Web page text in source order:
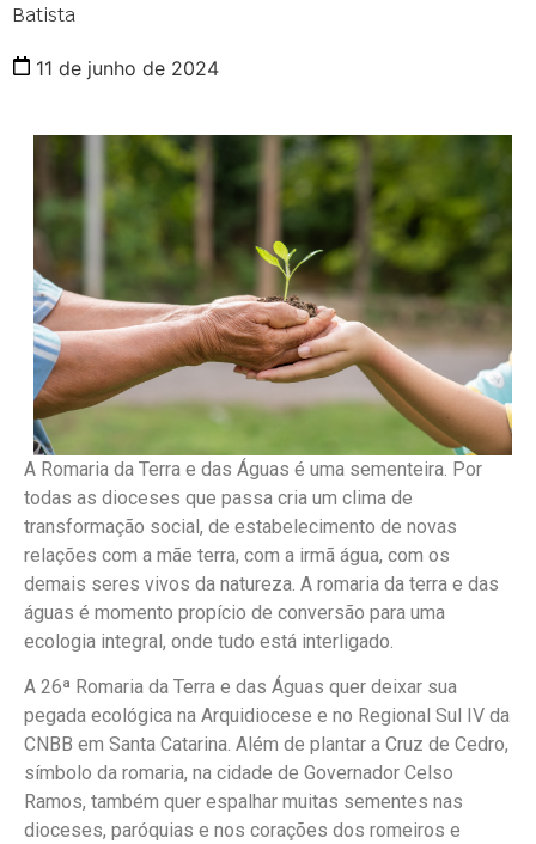
Batista
11 de junho de 2024
A Romaria da Terra e das Águas é uma sementeira. Por
todas as dioceses que passa cria um clima de
transformação social, de estabelecimento de novas
relações com a mãe terra, com a irmã água, com os
demais seres vivos da natureza. A romaria da terra e das
águas é momento propício de conversão para uma
ecologia integral, onde tudo está interligado.
A 26ª Romaria da Terra e das Águas quer deixar sua
pegada ecológica na Arquidiocese e no Regional Sul IV da
CNBB em Santa Catarina. Além de plantar a Cruz de Cedro,
símbolo da romaria, na cidade de Governador Celso
Ramos, também quer espalhar muitas sementes nas
dioceses, paróquias e nos corações dos romeiros e